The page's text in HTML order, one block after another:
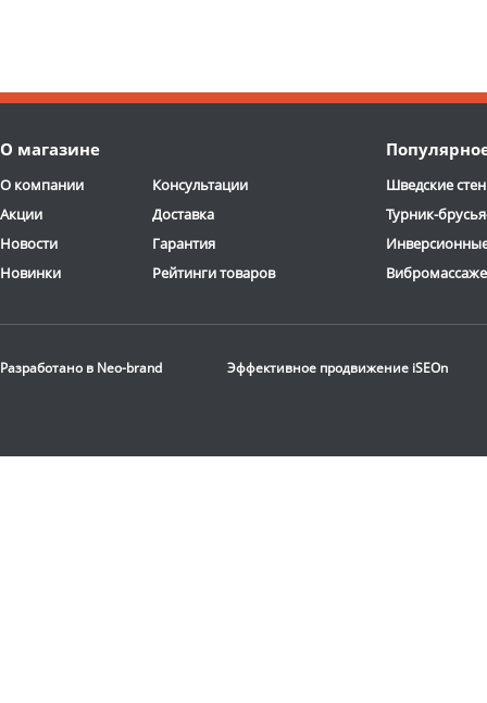
О магазине
О компании
Акции
Новости
Новинки
Консультации
Доставка
Гарантия
Рейтинги товаров
Шведские
Турник-
Разработано в Neo-brand Эффективное продвижение iSEOn